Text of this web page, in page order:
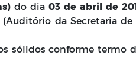
do dia 03 de abril de
(Auditório da Secretaria
sólidos conforme termo